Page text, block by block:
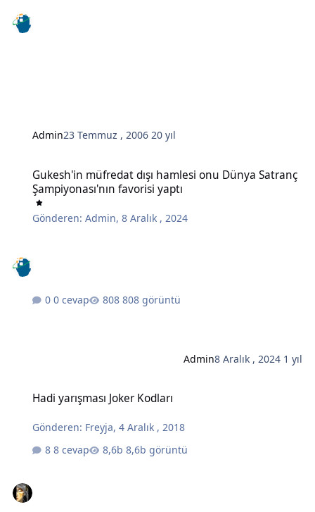
Admin23 Temmuz , 200620 yıl
Gukesh'in müfredat dışı hamlesi onu Dünya Satranç
Şampiyonası'nın favorisi yaptı
Gönderen:Admin,8 Aralık , 2024
0 cevap 808 görüntü
Admin8 Aralık , 2024 1 yıl
Hadi yarışması Joker Kodları
Gönderen: Freyja,4 Aralık , 2018
8 cevap
8,6b görüntü